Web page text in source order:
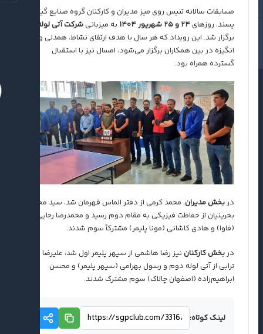
مسابقات سالانه تنیس روی میز مدیران و کارکنان گروه صنایع گیتی
پسند، روزهای۲۴ و ۲۵ شهریور ۱۴۰۴ به میزبانیشرکت آتی لوله
برگزار شد. این رویداد که هر سال با هدف ارتقای نشاط، همدلی و
انگیزه در بین همکاران برگزار می‌شود، امسال نیز با استقبال
گسترده همراه بود.
دربخش مدیران، محمد کرمی از دفتر الماس قهرمان شد، سید مجید
بحرینیان از حفاظت فیزیکی به مقام دوم رسید و محمدرضا رجایی
(فاوا) و هادی کاشانی (مونا پلیمر) مشترکاً سوم شدند.
در بخش کارکنان نیز رضا هاشمی از سپهر پلیمر اول شد، علیرضا
ترابی از آتی لوله دوم و رسول بهرامی (سپهر پلیمر) و محسن
ابراهیم‌زاده (اصفهان چالاک) سوم مشترک شدند.
لینک کوتاه: